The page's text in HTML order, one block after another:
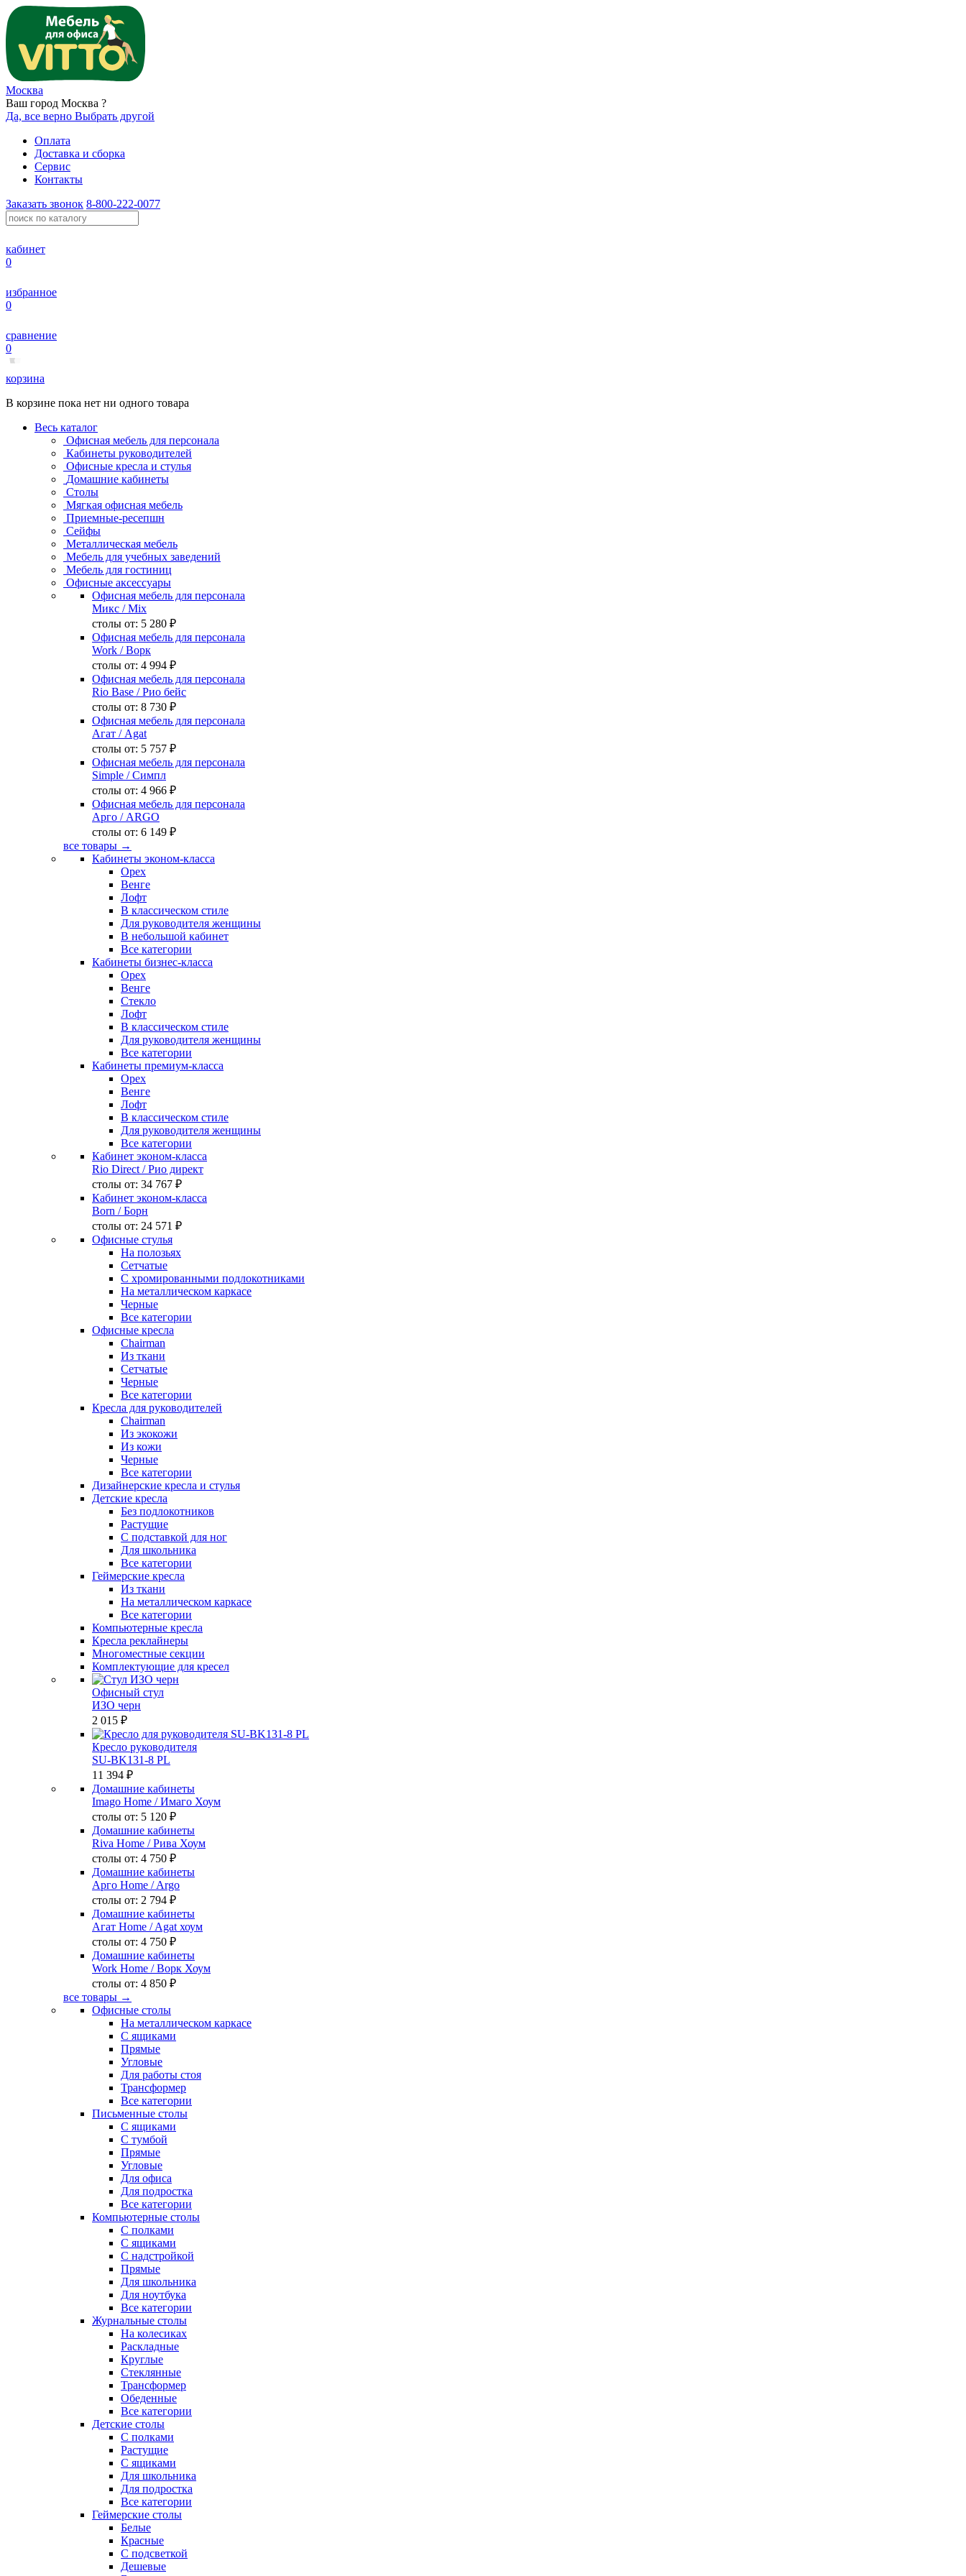
Москва
Ваш город Москва ?
Да, все верно Выбрать другой
Оплата
Доставка и сборка
Сервис
Контакты
Заказать звонок 8-800-222-0077
кабинет
0
избранное
0
сравнение
0
корзина
В корзине пока нет ни одного товара
Весь каталог
Офисная мебель для персонала
Кабинеты руководителей
Офисные кресла и стулья
Домашние кабинеты
Столы
Мягкая офисная мебель
Приемные-ресепшн
Сейфы
Металлическая мебель
Мебель для учебных заведений
Мебель для гостиниц
Офисные аксессуары
Офисная мебель для персонала
Микс / Mix
столы от: 5 280 ₽
Офисная мебель для персонала
Work / Ворк
столы от: 4 994 ₽
Офисная мебель для персонала
Rio Base / Рио бейс
столы от: 8 730 ₽
Офисная мебель для персонала
Агат / Agat
столы от: 5 757 ₽
Офисная мебель для персонала
Simple / Симпл
столы от: 4 966 ₽
Офисная мебель для персонала
Арго / ARGO
столы от: 6 149 ₽
все товары →
Кабинеты эконом-класса
Орех
Венге
Лофт
В классическом стиле
Для руководителя женщины
В небольшой кабинет
Все категории
Кабинеты бизнес-класса
Орех
Венге
Стекло
Лофт
В классическом стиле
Для руководителя женщины
Все категории
Кабинеты премиум-класса
Орех
Венге
Лофт
В классическом стиле
Для руководителя женщины
Все категории
Кабинет эконом-класса
Rio Direct / Рио директ
столы от: 34 767 ₽
Кабинет эконом-класса
Born / Борн
столы от: 24 571 ₽
Офисные стулья
На полозьях
Сетчатые
С хромированными подлокотниками
На металлическом каркасе
Черные
Все категории
Офисные кресла
Chairman
Из ткани
Сетчатые
Черные
Все категории
Кресла для руководителей
Chairman
Из экокожи
Из кожи
Черные
Все категории
Дизайнерские кресла и стулья
Детские кресла
Без подлокотников
Растущие
С подставкой для ног
Для школьника
Все категории
Геймерские кресла
Из ткани
На металлическом каркасе
Все категории
Компьютерные кресла
Кресла реклайнеры
Многоместные секции
Комплектующие для кресел
Офисный стул
ИЗО черн
2 015 ₽
Кресло руководителя
SU-BK131-8 PL
11 394 ₽
Домашние кабинеты
Imago Home / Имаго Хоум
столы от: 5 120 ₽
Домашние кабинеты
Riva Home / Рива Хоум
столы от: 4 750 ₽
Домашние кабинеты
Арго Home / Argo
столы от: 2 794 ₽
Домашние кабинеты
Агат Home / Agat хоум
столы от: 4 750 ₽
Домашние кабинеты
Work Home / Ворк Хоум
столы от: 4 850 ₽
все товары →
Офисные столы
На металлическом каркасе
С ящиками
Прямые
Угловые
Для работы стоя
Трансформер
Все категории
Письменные столы
С ящиками
С тумбой
Прямые
Угловые
Для офиса
Для подростка
Все категории
Компьютерные столы
С полками
С ящиками
С надстройкой
Прямые
Для школьника
Для ноутбука
Все категории
Журнальные столы
На колесиках
Раскладные
Круглые
Стеклянные
Трансформер
Обеденные
Все категории
Детские столы
С полками
Растущие
С ящиками
Для школьника
Для подростка
Все категории
Геймерские столы
Белые
Красные
С подсветкой
Дешевые